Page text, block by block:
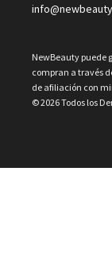
NewBeauty puede
compran a través
de afiliación con
© 2026 Todos los